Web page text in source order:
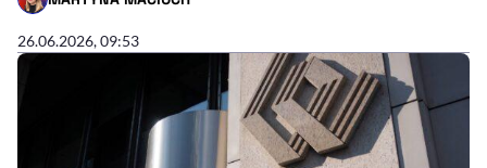
- AUTOR ARTYKUŁU - PROFIL
26.06.2026, 09:53